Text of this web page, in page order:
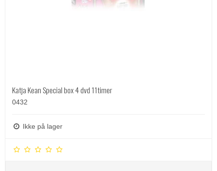
Katja Kean Special box 4 dvd 11timer
0432
Ikke på lager